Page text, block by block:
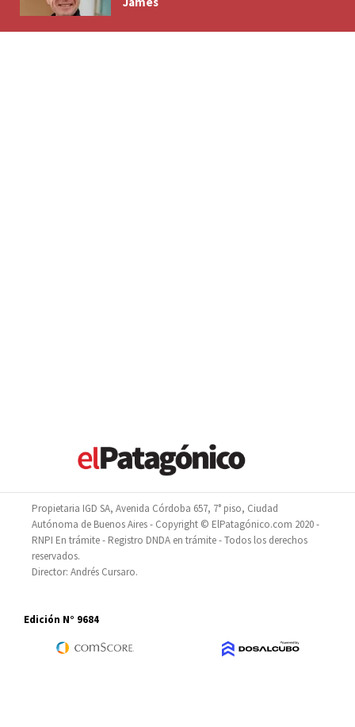
Propietaria IGD SA, Avenida Córdoba 657, 7° piso, Ciudad
Autónoma de Buenos Aires - Copyright © ElPatagónico.com 2020 -
RNPI En trámite - Registro DNDA en trámite - Todos los derechos
reservados.
Director: Andrés Cursaro.
Edición N° 9684